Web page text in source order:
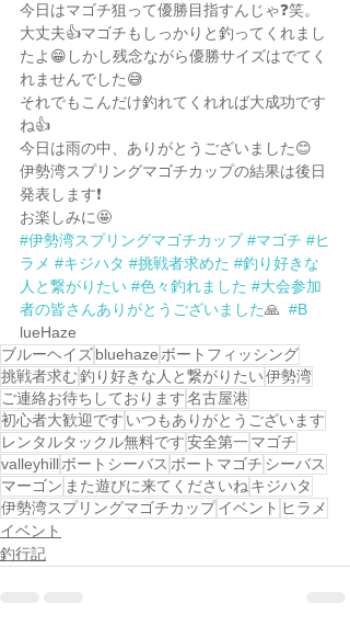
今日はマゴチ狙って優勝目指すんじゃ❓笑。
大丈夫👍マゴチもしっかりと釣ってくれまし
たよ😁しかし残念ながら優勝サイズはでてく
れませんでした😅
それでもこんだけ釣れてくれれば大成功です
ね👍
今日は雨の中、ありがとうございました😊
伊勢湾スプリングマゴチカップの結果は後日
発表します❗️
お楽しみに🤩
#伊勢湾スプリングマゴチカップ #マゴチ #ヒ
ラメ #キジハタ #挑戦者求めた #釣り好きな
人と繋がりたい #色々釣れました #大会参加
者の皆さんありがとうございました🙏 #B
lueHaze
ブルーヘイズbluehazeボートフィッシング
挑戦者求む釣り好きな人と繋がりたい伊勢湾
ご連絡お待ちしております名古屋港
初心者大歓迎です いつもありがとうございます
レンタルタックル無料です安全第一マゴチ
valleyhillボートシーバス ボートマゴチ シーバス
マーゴン また遊びに来てくださいねキジハタ
伊勢湾スプリングマゴチカップイベント ヒラメ
イベント
釣行記